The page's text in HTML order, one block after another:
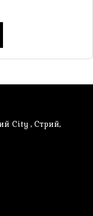
City , Стрий,